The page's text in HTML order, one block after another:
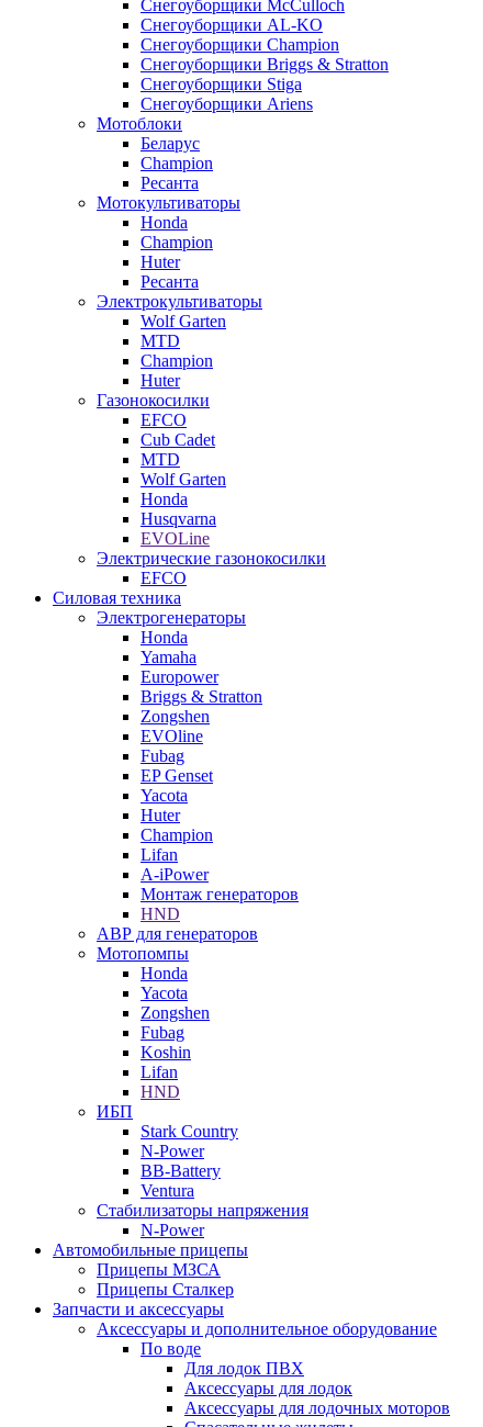
Снегоуборщики McCulloch
Снегоуборщики AL-KO
Снегоуборщики Champion
Снегоуборщики Briggs & Stratton
Снегоуборщики Stiga
Снегоуборщики Ariens
Мотоблоки
Беларус
Champion
Ресанта
Мотокультиваторы
Honda
Champion
Huter
Ресанта
Электрокультиваторы
Wolf Garten
MTD
Champion
Huter
Газонокосилки
EFCO
Cub Cadet
MTD
Wolf Garten
Honda
Husqvarna
EVOLine
Электрические газонокосилки
EFCO
Силовая техника
Электрогенераторы
Honda
Yamaha
Europower
Briggs & Stratton
Zongshen
EVOline
Fubag
EP Genset
Yacota
Huter
Champion
Lifan
A-iPower
Монтаж генераторов
HND
АВР для генераторов
Мотопомпы
Honda
Yacota
Zongshen
Fubag
Koshin
Lifan
HND
ИБП
Stark Country
N-Power
BB-Battery
Ventura
Стабилизаторы напряжения
N-Power
Автомобильные прицепы
Прицепы МЗСА
Прицепы Сталкер
Запчасти и аксессуары
Аксессуары и дополнительное оборудование
По воде
Для лодок ПВХ
Аксессуары для лодок
Аксессуары для лодочных моторов